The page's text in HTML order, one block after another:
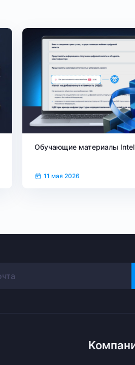
Обучающие материалы
11 мая 2026